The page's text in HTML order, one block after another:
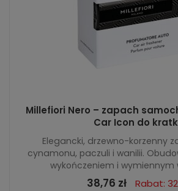
Millefiori Nero – zapach
Car Icon do
Elegancki, drzewno-korzenny
cynamonu, paczuli i wanilii.
wykończeniem i wymiennym
38,76 zł Rabat: